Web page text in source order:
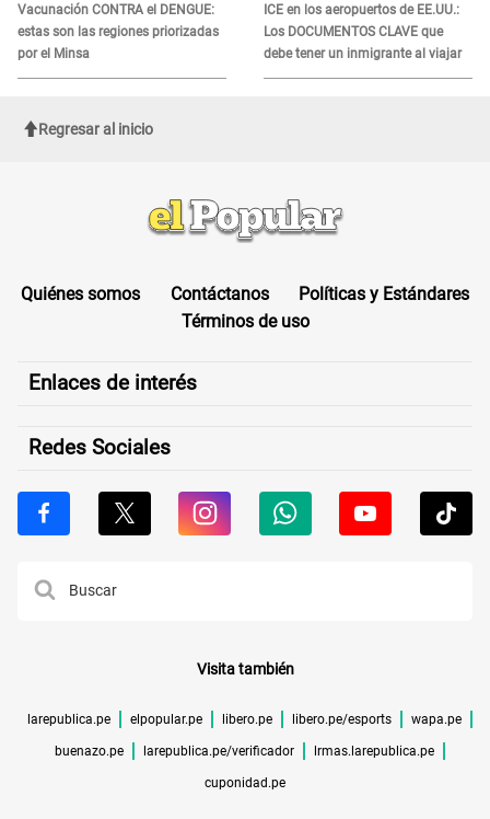
Vacunación CONTRA el DENGUE:
estas son las regiones priorizadas
por el Minsa
ICE en los aeropuertos de EE.UU.:
Los DOCUMENTOS CLAVE que
debe tener un inmigrante al viajar
Regresar al inicio
Quiénes somos Contáctanos
Políticas y Estándares
Términos de uso
Enlaces de interés
Redes Sociales
Visita también
larepublica.pe elpopular.pe libero.pe libero.pe/esports wapa.pe
buenazo.pe larepublica.pe/verificador lrmas.larepublica.pe
cuponidad.pe